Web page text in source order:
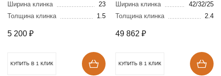
Ширина клинка
23
Толщина клинка
1.5
5 200 ₽
КУПИТЬ В 1 КЛИК
ламинированной
стали
Ширина клинка
42/32/25
Толщина клинка
2.4
49 862 ₽
КУПИТЬ В 1 КЛИК